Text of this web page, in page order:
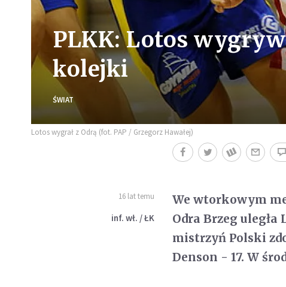
PLKK: Lotos
kolejki
ŚWIAT
Lotos wygrał z Odrą (fot. PAP / Grzegorz Hawałej)
16 lat temu
inf. wł. / ŁK
We wtorkowym
Odra Brzeg
mistrzyń Polski
Denson - 17. W